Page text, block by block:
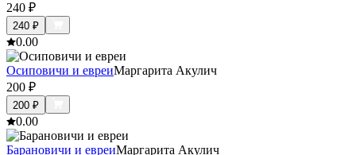
240 ₽
240 ₽
0.00
Осиповичи и евреиМаргарита Акулич
200 ₽
200 ₽
0.00
Барановичи и евреиМаргарита Акулич